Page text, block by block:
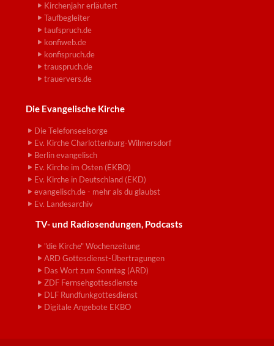
Kirchenjahr erläutert
Taufbegleiter
taufspruch.de
konfiweb.de
konfispruch.de
trauspruch.de
trauervers.de
Die Evangelische Kirche
Die Telefonseelsorge
Ev. Kirche Charlottenburg-Wilmersdorf
Berlin evangelisch
Ev. Kirche im Osten (EKBO)
Ev. Kirche in Deutschland (EKD)
evangelisch.de - mehr als du glaubst
Ev. Landesarchiv
TV- und Radiosendungen, Podcasts
"die Kirche" Wochenzeitung
ARD Gottesdienst-Übertragungen
Das Wort zum Sonntag (ARD)
ZDF Fernsehgottesdienste
DLF Rundfunkgottesdienst
Digitale Angebote EKBO